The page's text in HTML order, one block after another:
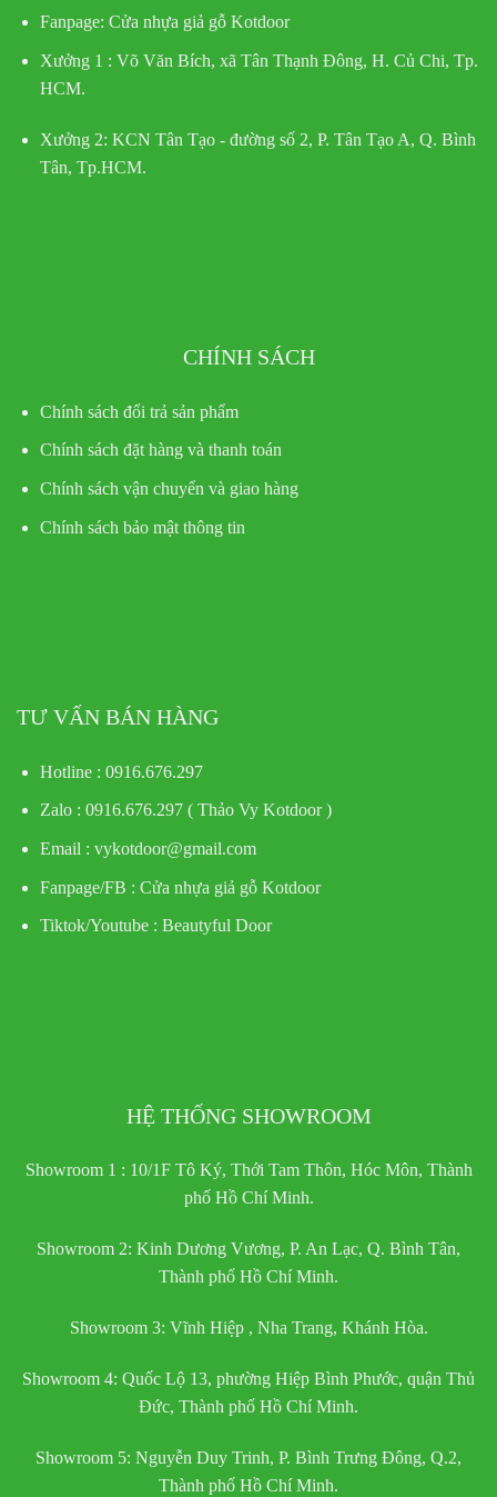
Fanpage: Cửa nhựa giả gỗ Kotdoor
Xưởng 1 : Võ Văn Bích, xã Tân Thạnh Đông, H. Củ Chi, Tp.
HCM.
Xưởng 2: KCN Tân Tạo - đường số 2, P. Tân Tạo A, Q. Bình
Tân, Tp.HCM.
CHÍNH SÁCH
Chính sách đổi trả sản phẩm
Chính sách đặt hàng và thanh toán
Chính sách vận chuyển và giao hàng
Chính sách bảo mật thông tin
TƯ VẤN BÁN HÀNG
Hotline : 0916.676.297
Zalo : 0916.676.297 ( Thảo Vy Kotdoor )
Email : vykotdoor@gmail.com
Fanpage/FB : Cửa nhựa giả gỗ Kotdoor
Tiktok/Youtube : Beautyful Door
HỆ THỐNG SHOWROOM
Showroom 1 : 10/1F Tô Ký, Thới Tam Thôn, Hóc Môn, Thành
phố Hồ Chí Minh.
Showroom 2: Kinh Dương Vương, P. An Lạc, Q. Bình Tân,
Thành phố Hồ Chí Minh.
Showroom 3: Vĩnh Hiệp , Nha Trang, Khánh Hòa.
Showroom 4: Quốc Lộ 13, phường Hiệp Bình Phước, quận Thủ
Đức, Thành phố Hồ Chí Minh.
Showroom 5: Nguyễn Duy Trinh, P. Bình Trưng Đông, Q.2,
Thành phố Hồ Chí Minh.